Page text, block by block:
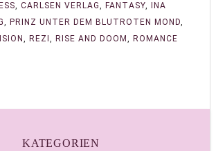
, CARLSEN VERLAG, FANTASY,
INA
, PRINZ UNTER DEM BLUTROTEN MOND,
, REZI , RISE AND DOOM , ROMANCE
KATEGORIEN